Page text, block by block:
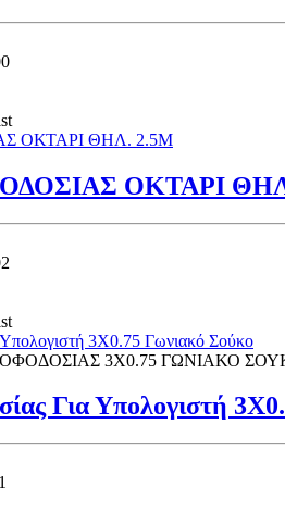
ΟΚΤΑΡΙ
3Χ0.75 ΓΩΝΙΑΚΟ
Για Υπολογιστή